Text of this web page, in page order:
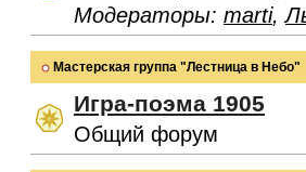
Модераторы: marti,
Мастерская группа "Лестница в Небо"
Игра-поэма 1905
Общий форум